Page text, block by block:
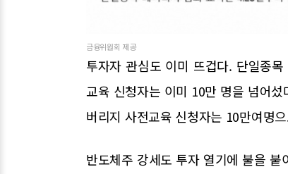
금융위원회 제공
투자자 관심도 이미 뜨겁다. 단일종
교육 신청자는 이미 10만 명을 넘어
버리지 사전교육 신청자는 10만여명
반도체주 강세도 투자 열기에 불을